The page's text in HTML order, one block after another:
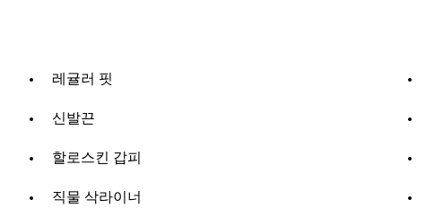
레귤러 핏
신발끈
할로스킨 갑피
직물 삭라이너